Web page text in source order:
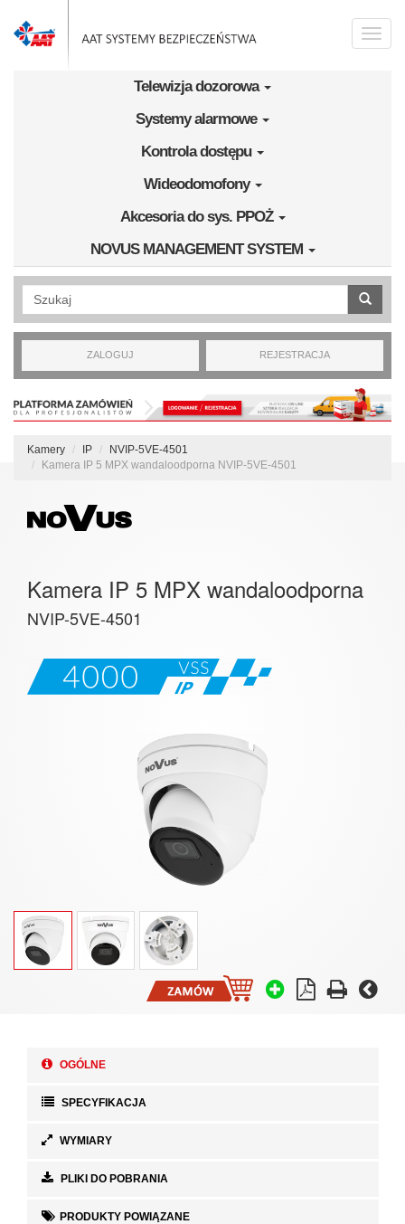
Toggle
Telewizja dozorowa
Systemy alarmowe
Kontrola dostępu
Wideodomofony
Akcesoria do sys. PPOŻ
NOVUS MANAGEMENT SYSTEM
Wyszukiwanie pełnotekstowe
ZALOGUJ REJESTRACJA
Kamery IP
NVIP-5VE-4501
Kamera IP 5 MPX wandaloodporna NVIP-5VE-4501
Kamera IP 5 MPX wandaloodporna
NVIP-5VE-4501
OGÓLNE
SPECYFIKACJA
WYMIARY
PLIKI DO POBRANIA
PRODUKTY POWIĄZANE